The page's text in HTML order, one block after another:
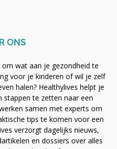
ONS
wat aan je gezondheid te
voor je kinderen of wil je zelf
halen? Healthylives helpt je
te zetten naar een
samen met experts om
tips te komen voor een
verzorgt dagelijks nieuws,
en dossiers over alles